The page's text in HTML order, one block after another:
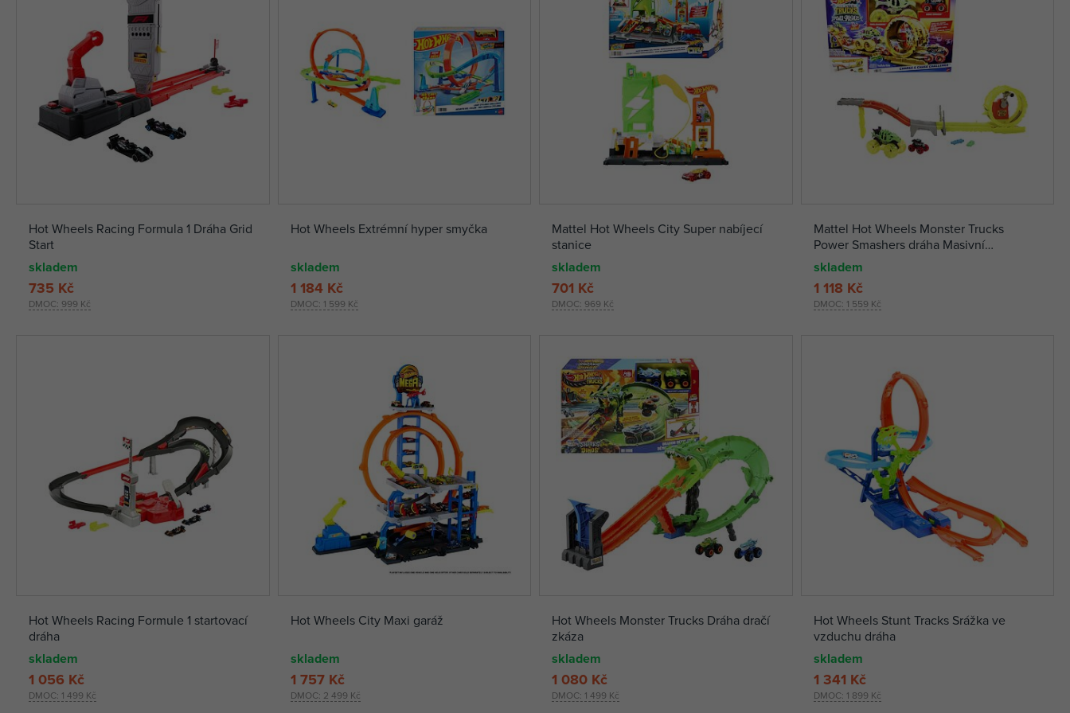
Hot Wheels Racing Formula 1 Dráha Grid
Start
skladem
DMOC: 999 Kč
735 Kč
Hot Wheels Extrémní hyper smyčka
skladem
DMOC: 1 599 Kč
1 184 Kč
Mattel Hot Wheels City Super nabíjecí
stanice
skladem
DMOC: 969 Kč
701 Kč
Mattel Hot Wheels Monster Trucks
Power Smashers dráha Masivní
destrukce
skladem
DMOC: 1 559 Kč
1 118 Kč
Hot Wheels Racing Formule 1 startovací
dráha
skladem
DMOC: 1 499 Kč
1 056 Kč
Hot Wheels City Maxi garáž
skladem
DMOC: 2 499 Kč
1 757 Kč
Hot Wheels Monster Trucks Dráha dračí
zkáza
skladem
DMOC: 1 499 Kč
1 080 Kč
Hot Wheels Stunt Tracks Srážka ve
vzduchu dráha
skladem
DMOC: 1 899 Kč
1 341 Kč